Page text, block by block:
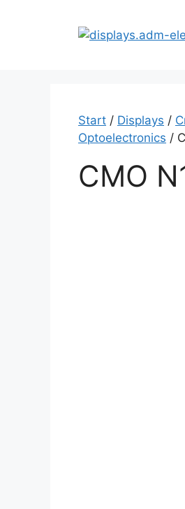
Start / Displays /
Optoelectronics /
CMO